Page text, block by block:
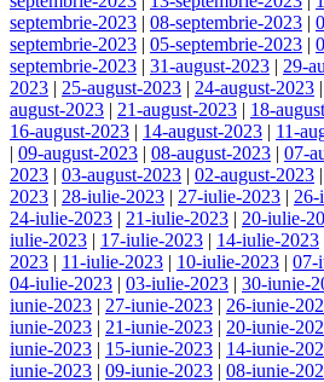
septembrie-2023 | 08-septembrie-2023 |
septembrie-2023 | 05-septembrie-2023 |
septembrie-2023 | 31-august-2023 | 29-
2023 | 25-august-2023 | 24-august-2023 |
august-2023 | 21-august-2023 | 18-
16-august-2023 | 14-august-2023 | 11-
| 09-august-2023 | 08-august-2023 | 07-
2023 | 03-august-2023 | 02-august-2023 |
2023 | 28-iulie-2023 | 27-iulie-2023 | 26-
24-iulie-2023 | 21-iulie-2023 | 20-iulie-
iulie-2023 | 17-iulie-2023 | 14-iulie-2023
2023 | 11-iulie-2023 | 10-iulie-2023 | 07-
04-iulie-2023 | 03-iulie-2023 | 30-iunie-
iunie-2023 | 27-iunie-2023 | 26-iunie-
iunie-2023 | 21-iunie-2023 | 20-iunie-
iunie-2023 | 15-iunie-2023 | 14-iunie-
iunie-2023 | 09-iunie-2023 | 08-iunie-